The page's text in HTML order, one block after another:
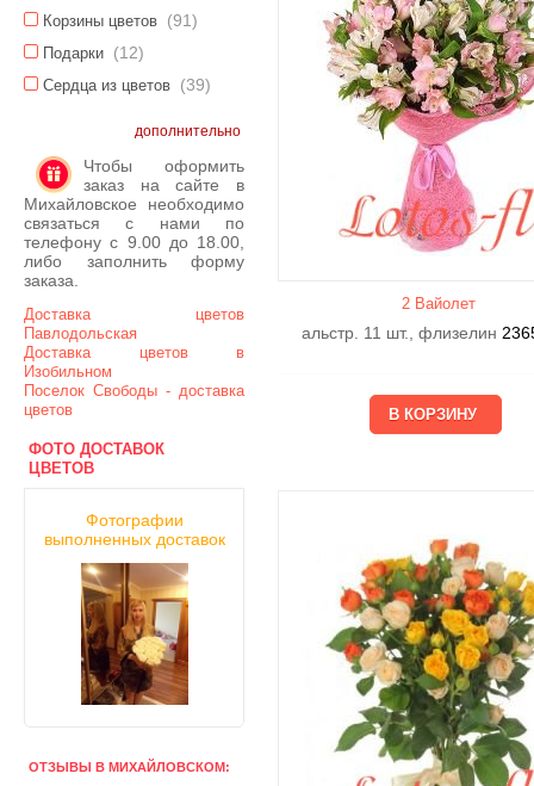
Корзины цветов (91)
Подарки (12)
Сердца из цветов (39)
дополнительно
Чтобы оформить
заказ на сайте в
Михайловское необходимо
связаться с нами по
телефону с 9.00 до 18.00,
либо заполнить форму
заказа.
Доставка цветов
Павлодольская
Доставка цветов в
Изобильном
Поселок Свободы - доставка
цветов
ФОТО ДОСТАВОК
ЦВЕТОВ
Фотографии
выполненных доставок
ОТЗЫВЫ В МИХАЙЛОВСКОМ:
2 Вайолет
альстр. 11 шт., флизелин